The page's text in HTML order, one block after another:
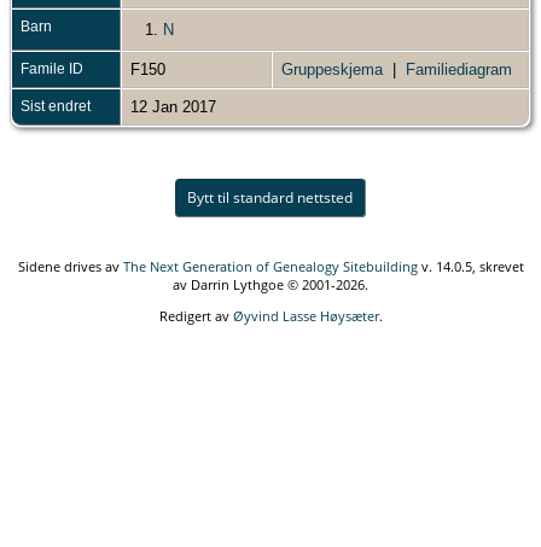
Barn 1. N
Famile ID F150 Gruppeskjema Familiediagram
Sist endret 12 Jan 2017
Bytt til standard nettsted
Sidene drives av The Next Generation of Genealogy Sitebuildingv. 14.0.5, skrevet
av Darrin Lythgoe © 2001-2026.
Redigert av Øyvind Lasse Høysæter.